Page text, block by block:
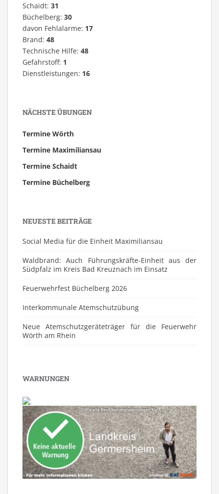
Schaidt: 31
Büchelberg: 30
davon Fehlalarme: 17
Brand: 48
Technische Hilfe: 48
Gefahrstoff: 1
Dienstleistungen: 16
NÄCHSTE ÜBUNGEN
Termine Wörth
Termine Maximiliansau
Termine Schaidt
Termine Büchelberg
NEUESTE BEITRÄGE
Social Media für die Einheit Maximiliansau
Waldbrand: Auch Führungskräfte-Einheit aus der
Südpfalz im Kreis Bad Kreuznach im Einsatz
Feuerwehrfest Büchelberg 2026
⁠Interkommunale Atemschutzübung
Neue Atemschutzgeräteträger für die Feuerwehr
Wörth am Rhein
WARNUNGEN